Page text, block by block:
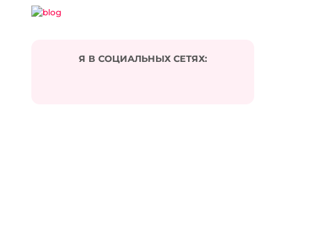
Я В СОЦИАЛЬНЫХ СЕТЯХ: